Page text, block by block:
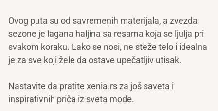
Ovog puta su od savremenih materijala, a zvezda
sezone je lagana haljina sa resama koja se ljulja pri
svakom koraku. Lako se nosi, ne steže telo i idealna
je za sve koji žele da ostave upečatljiv utisak.
Nastavite da pratite xenia.rs za još saveta i
inspirativnih priča iz sveta mode.